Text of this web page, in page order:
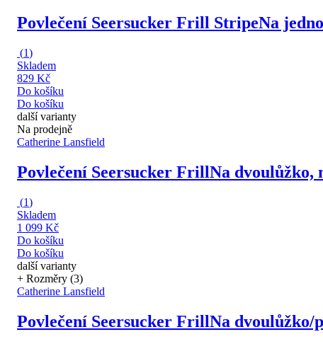
Povlečení Seersucker Frill StripeNa
(1)
Skladem
829 Kč
Do košíku
Do košíku
další varianty
Na prodejně
Catherine Lansfield
Povlečení Seersucker FrillNa dvoulůžko,
(1)
Skladem
1 099 Kč
Do košíku
Do košíku
další varianty
+ Rozměry (3)
Catherine Lansfield
Povlečení Seersucker FrillNa dvoulůžko/